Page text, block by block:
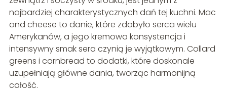
najbardziej charakterystycznych dań tej kuchni. Mac
and cheese to danie, które zdobyło serca wielu
Amerykanów, a jego kremowa konsystencja i
intensywny smak sera czynią je wyjątkowym. Collard
greens i cornbread to dodatki, które doskonale
uzupełniają główne dania, tworząc harmonijną
całość.